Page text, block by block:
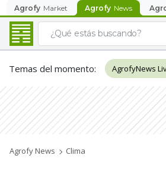
Agrofy Market Agrofy News
Temas del momento: AgrofyNews
Agrofy News Clima